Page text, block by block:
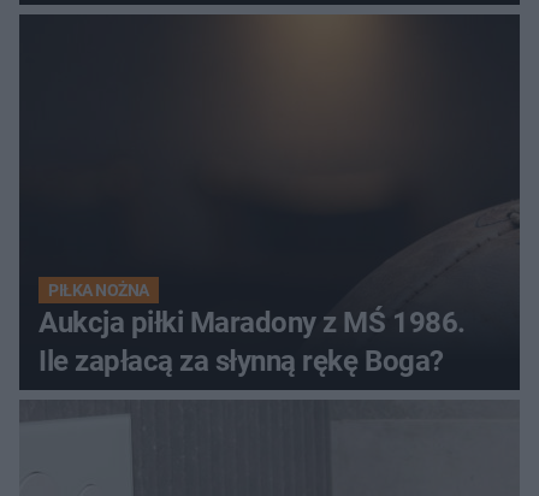
PIŁKA NOŻNA
Aukcja piłki Maradony z MŚ 1986.
Ile zapłacą za słynną rękę Boga?